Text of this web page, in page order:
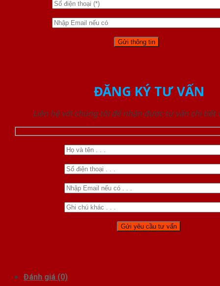
ĐĂNG KÝ TƯ VẤN
Liên hệ với chúng tôi để nhận được tư vấn chi tiết
Đánh giá (0)